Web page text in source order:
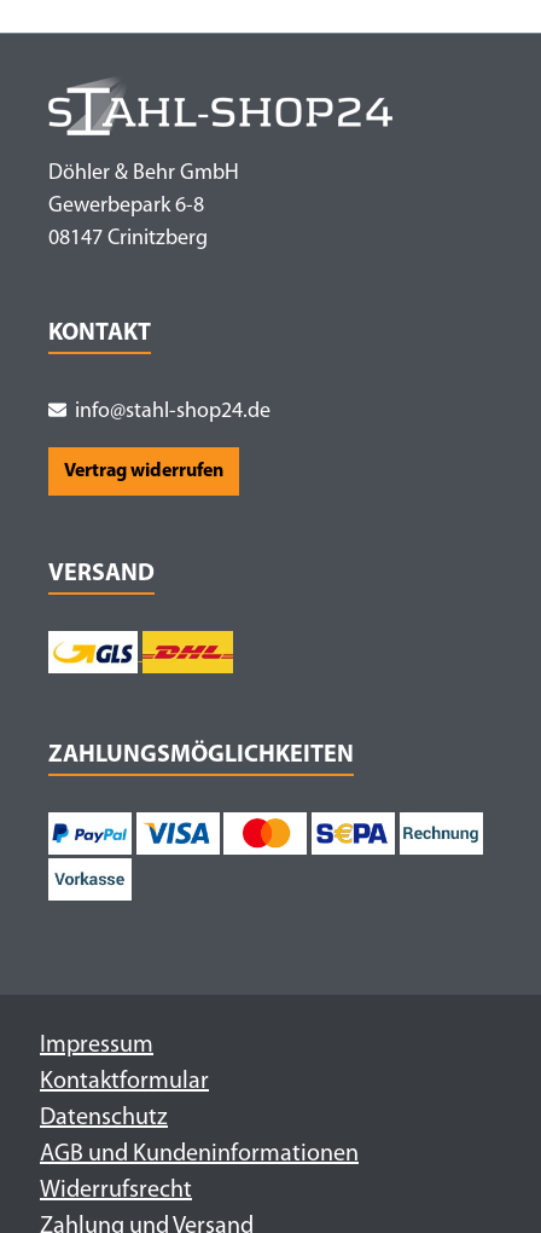
Döhler & Behr GmbH
Gewerbepark 6-8
08147 Crinitzberg
KONTAKT
info@stahl-shop24.de
Vertrag widerrufen
VERSAND
ZAHLUNGSMÖGLICHKEITEN
Impressum
Kontaktformular
Datenschutz
AGB und Kundeninformationen
Widerrufsrecht
Zahlung und Versand